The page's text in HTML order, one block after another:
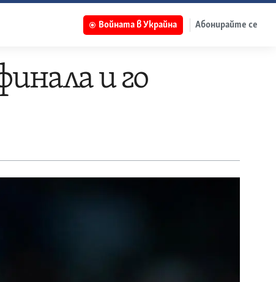
Войната в Украйна Абонирайте се
и го